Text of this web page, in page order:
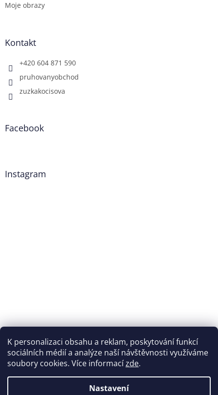
K personalizaci obsahu a reklam, poskytování funkcí
sociálních médií a analýze naší návštěvnosti využíváme
soubory cookies. Více informacízde.
Nastavení
Moje obrazy
Kontakt
+420 604 871 590
pruhovanyobchod
zuzkakocisova
Facebook
Instagram
Sledovat na Instagramu